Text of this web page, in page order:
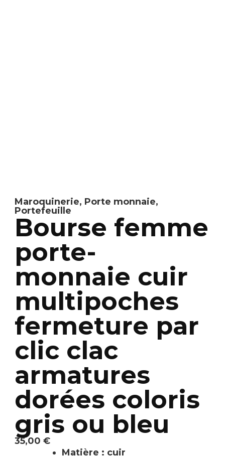
Maroquinerie, Porte monnaie,
Portefeuille
Bourse femme
porte-
monnaie cuir
multipoches
fermeture par
clic clac
armatures
dorées coloris
gris ou bleu
35,00 €
Matière : cuir